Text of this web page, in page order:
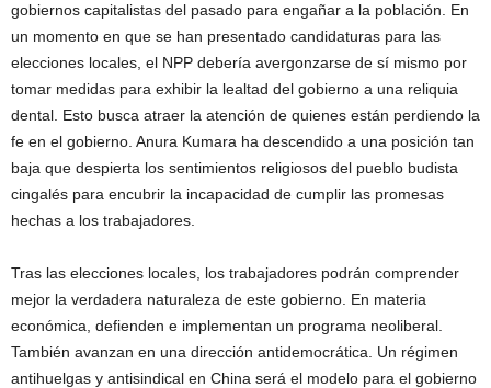
gobiernos capitalistas del pasado para engañar a la población. En
un momento en que se han presentado candidaturas para las
elecciones locales, el NPP debería avergonzarse de sí mismo por
tomar medidas para exhibir la lealtad del gobierno a una reliquia
dental. Esto busca atraer la atención de quienes están perdiendo la
fe en el gobierno. Anura Kumara ha descendido a una posición tan
baja que despierta los sentimientos religiosos del pueblo budista
cingalés para encubrir la incapacidad de cumplir las promesas
hechas a los trabajadores.
Tras las elecciones locales, los trabajadores podrán comprender
mejor la verdadera naturaleza de este gobierno. En materia
económica, defienden e implementan un programa neoliberal.
También avanzan en una dirección antidemocrática. Un régimen
antihuelgas y antisindical en China será el modelo para el gobierno